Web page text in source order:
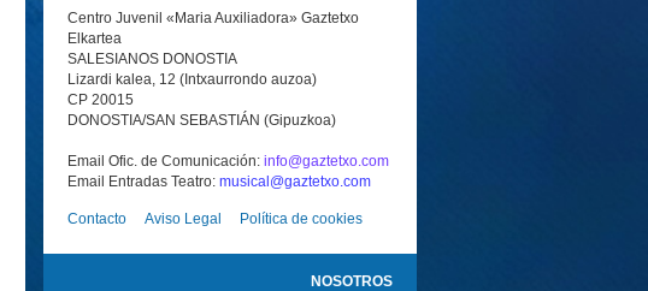
Centro Juvenil «Maria Auxiliadora» Gaztetxo
Elkartea
SALESIANOS DONOSTIA
Lizardi kalea, 12 (Intxaurrondo auzoa)
CP 20015
DONOSTIA/SAN SEBASTIÁN (Gipuzkoa)
Email Ofic. de Comunicación: info@gaztetxo.com
Email Entradas Teatro: musical@gaztetxo.com
Contacto Aviso Legal Política de cookies
NOSOTROS